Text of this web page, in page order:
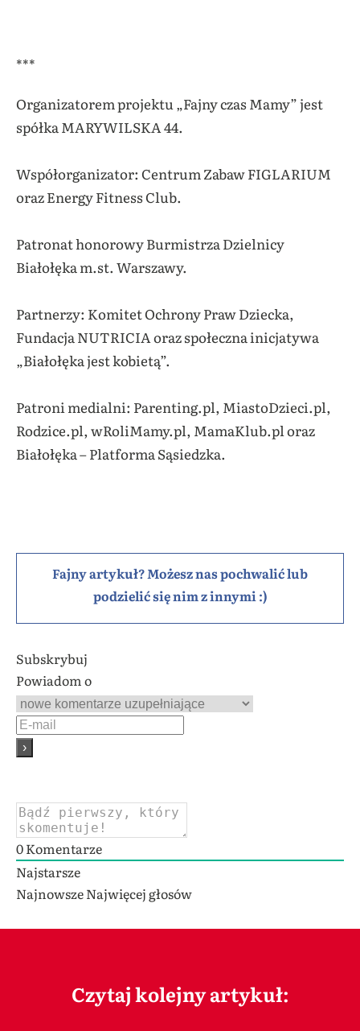
***
Organizatorem projektu „Fajny czas Mamy” jest
spółka MARYWILSKA 44.
Współorganizator: Centrum Zabaw FIGLARIUM
oraz Energy Fitness Club.
Patronat honorowy Burmistrza Dzielnicy
Białołęka m.st. Warszawy.
Partnerzy: Komitet Ochrony Praw Dziecka,
Fundacja NUTRICIA oraz społeczna inicjatywa
„Białołęka jest kobietą”.
Patroni medialni: Parenting.pl, MiastoDzieci.pl,
Rodzice.pl, wRoliMamy.pl, MamaKlub.pl oraz
Białołęka – Platforma Sąsiedzka.
Fajny artykuł? Możesz nas pochwalić lub
podzielić się nim z innymi :)
Subskrybuj
Powiadom o
0Komentarze
Najstarsze
NajnowszeNajwięcej głosów
Czytaj kolejny artykuł: